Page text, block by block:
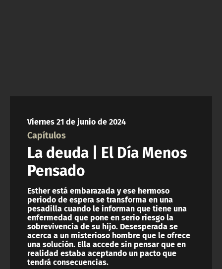
Viernes 21 de junio de 2024
Capítulos
La deuda | El Día Menos
Pensado
Esther está embarazada y ese hermoso
periodo de espera se transforma en una
pesadilla cuando le informan que tiene una
enfermedad que pone en serio riesgo la
sobrevivencia de su hijo. Desesperada se
acerca a un misterioso hombre que le ofrece
una solución. Ella accede sin pensar que en
realidad estaba aceptando un pacto que
tendrá consecuencias.